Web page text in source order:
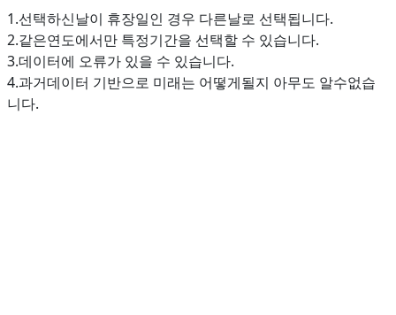
1.선택하신날이 휴장일인 경우 다른날로 선택됩니다.
2.같은연도에서만 특정기간을 선택할 수 있습니다.
3.데이터에 오류가 있을 수 있습니다.
4.과거데이터 기반으로 미래는 어떻게될지 아무도 알수없습
니다.